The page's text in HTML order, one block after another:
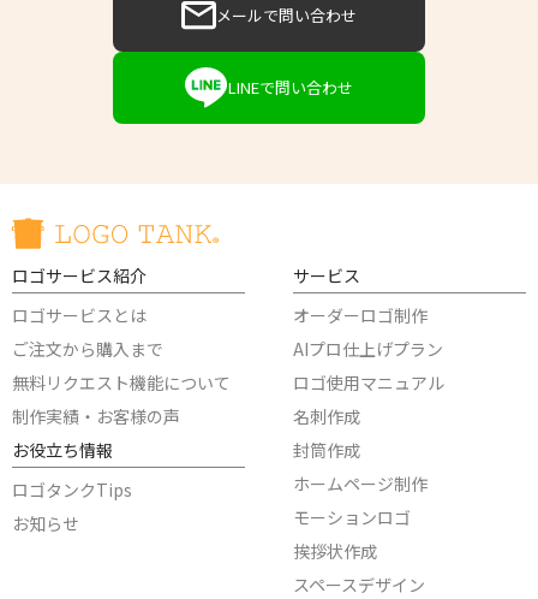
メールで問い合わせ
LINEで問い合わせ
ロゴサービス紹介
ロゴサービスとは
ご注文から購入まで
無料リクエスト機能について
制作実績・お客様の声
お役立ち情報
ロゴタンクTips
お知らせ
サービス
オーダーロゴ制作
AIプロ仕上げプラン
ロゴ使用マニュアル
名刺作成
封筒作成
ホームページ制作
モーションロゴ
挨拶状作成
スペースデザイン